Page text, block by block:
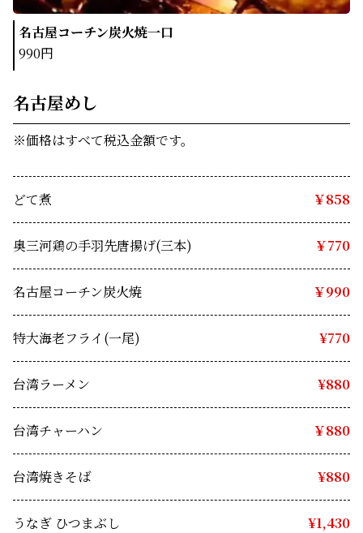
名古屋コーチン炭火焼一口
990円
名古屋めし
※価格はすべて税込金額です。
どて煮 ￥858
奥三河鶏の手羽先唐揚げ(三本) ￥770
名古屋コーチン炭火焼 ￥990
特大海老フライ(一尾) ¥770
台湾ラーメン ¥880
台湾チャーハン ￥880
台湾焼きそば ¥880
うなぎ ひつまぶし ¥1,430